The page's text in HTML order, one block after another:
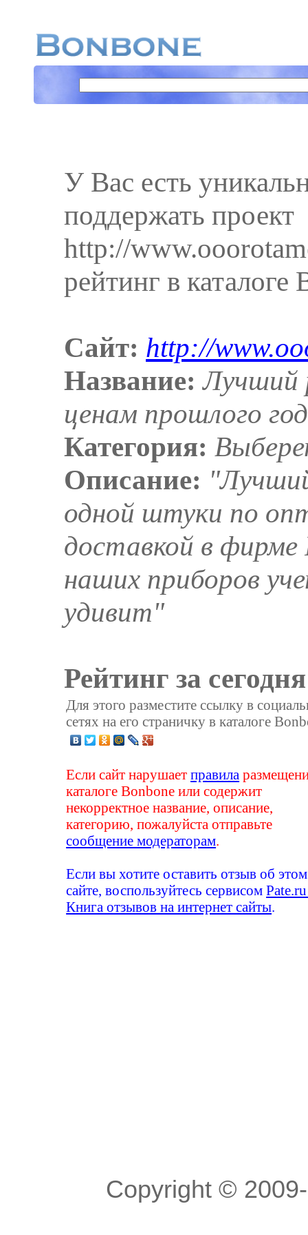
У Вас есть
поддержать проект
http://
рейтинг в каталоге
Сайт: http://
Название:
ценам прошлого
Категория:
Описание:
одной штуки по
доставкой в
наших приборов
удивит"
Рейтинг за
Для этого разместите ссылку в
сетях на его страничку в каталоге
Если сайт нарушаетправила
каталоге Bonbone или содержит
некорректное название, описание,
категорию, пожалуйста отправьте
сообщение модераторам
Если вы хотите оставить отзыв об этом
сайте, воспользуйтесь сервисом
Книга отзывов на интернет сайты
Copyright ©